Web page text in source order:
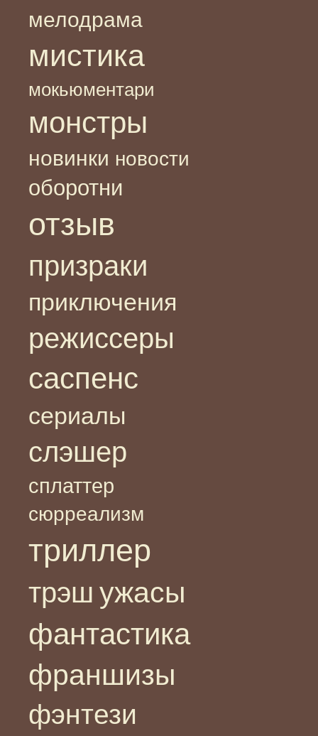
мелодрама
мистика
мокьюментари
монстры
новинки новости
оборотни
отзыв
призраки
приключения
режиссеры
саспенс
сериалы
слэшер
сплаттер
сюрреализм
триллер
трэш ужасы
фантастика
франшизы
фэнтези